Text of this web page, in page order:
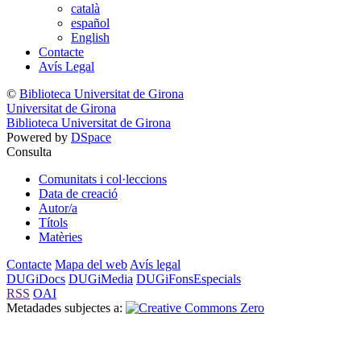
català
español
English
Contacte
Avís Legal
© Biblioteca Universitat de Girona
Universitat de Girona
Biblioteca Universitat de Girona
Powered by DSpace
Consulta
Comunitats i col·leccions
Data de creació
Autor/a
Títols
Matèries
Contacte Mapa del web Avís legal
DUGiDocs DUGiMedia DUGiFonsEspecials
RSS OAI
Metadades subjectes a: